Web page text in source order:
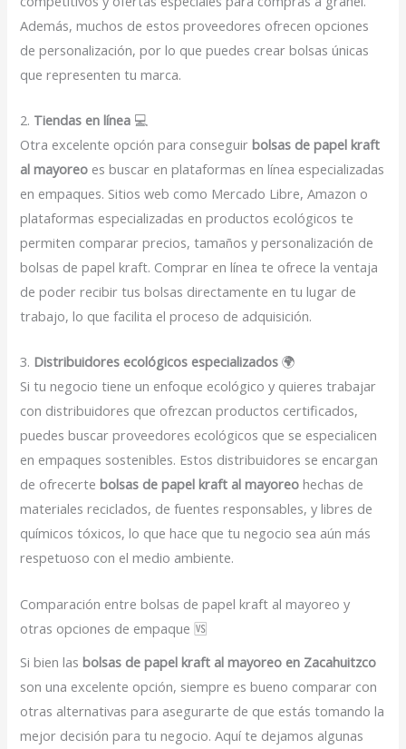
Además, muchos de estos proveedores ofrecen opciones
de personalización, por lo que puedes crear bolsas únicas
que representen tu marca.
2. Tiendas en línea 💻
Otra excelente opción para conseguirbolsas de papel kraft
al mayoreo es buscar en plataformas en línea especializadas
en empaques. Sitios web como Mercado Libre, Amazon o
plataformas especializadas en productos ecológicos te
permiten comparar precios, tamaños y personalización de
bolsas de papel kraft. Comprar en línea te ofrece la ventaja
de poder recibir tus bolsas directamente en tu lugar de
trabajo, lo que facilita el proceso de adquisición.
3. Distribuidores ecológicos especializados 🌍
Si tu negocio tiene un enfoque ecológico y quieres trabajar
con distribuidores que ofrezcan productos certificados,
puedes buscar proveedores ecológicos que se especialicen
en empaques sostenibles. Estos distribuidores se encargan
de ofrecertebolsas de papel kraft al mayoreo hechas de
materiales reciclados, de fuentes responsables, y libres de
químicos tóxicos, lo que hace que tu negocio sea aún más
respetuoso con el medio ambiente.
Comparación entre bolsas de papel kraft al mayoreo y
otras opciones de empaque 🆚
Si bien lasbolsas de papel kraft al mayoreo en Zacahuitzco
son una excelente opción, siempre es bueno comparar con
otras alternativas para asegurarte de que estás tomando la
mejor decisión para tu negocio. Aquí te dejamos algunas